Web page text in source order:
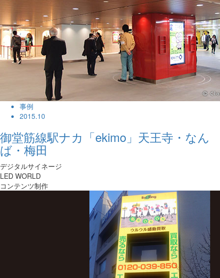
事例
2015.10
御堂筋線駅ナカ「ekimo」天王寺・なん
ば・梅田
デジタルサイネージ
LED WORLD
コンテンツ制作